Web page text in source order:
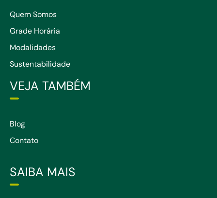
Quem Somos
Grade Horária
Modalidades
Sustentabilidade
VEJA TAMBÉM
Blog
Contato
SAIBA MAIS